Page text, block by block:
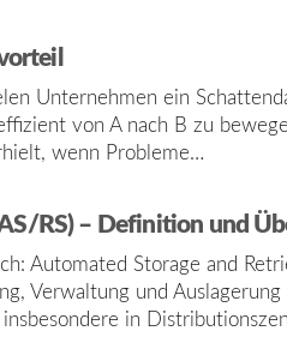
Unternehmen ein
von A nach B zu
wenn Probleme…
RS) – Definition und
Automated Storage and
Verwaltung und
in